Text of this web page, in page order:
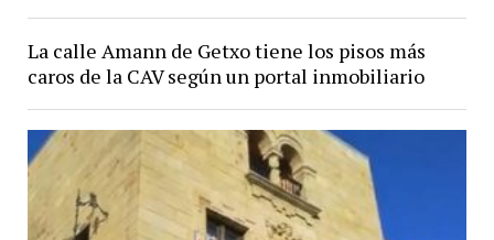
La calle Amann de Getxo tiene los pisos más
caros de la CAV según un portal inmobiliario